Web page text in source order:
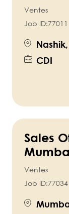
Ventes
Job ID:77011
CDI
Sales
Ventes
Job ID:77034